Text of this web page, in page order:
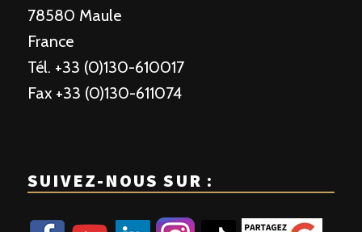
78580 Maule
France
Tél. +33 (0)130-610017
Fax +33 (0)130-611074
SUIVEZ-NOUS SUR :